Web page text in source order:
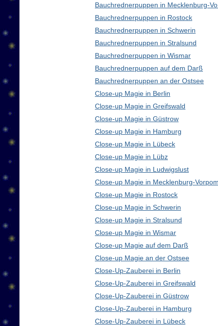
Bauchrednerpuppen in Mecklenburg-
Bauchrednerpuppen in Rostock
Bauchrednerpuppen in Schwerin
Bauchrednerpuppen in Stralsund
Bauchrednerpuppen in Wismar
Bauchrednerpuppen auf dem Darß
Bauchrednerpuppen an der Ostsee
Close-up Magie in Berlin
Close-up Magie in Greifswald
Close-up Magie in Güstrow
Close-up Magie in Hamburg
Close-up Magie in Lübeck
Close-up Magie in Lübz
Close-up Magie in Ludwigslust
Close-up Magie in Mecklenburg-
Close-up Magie in Rostock
Close-up Magie in Schwerin
Close-up Magie in Stralsund
Close-up Magie in Wismar
Close-up Magie auf dem Darß
Close-up Magie an der Ostsee
Close-Up-Zauberei in Berlin
Close-Up-Zauberei in Greifswald
Close-Up-Zauberei in Güstrow
Close-Up-Zauberei in Hamburg
Close-Up-Zauberei in Lübeck